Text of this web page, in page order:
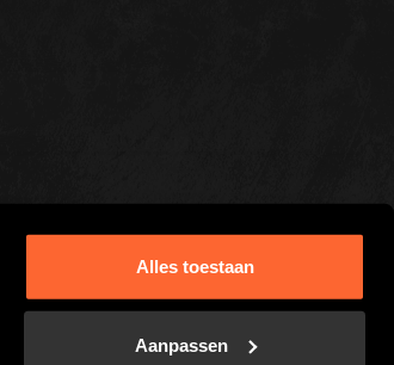
Alles toestaan
Aanpassen